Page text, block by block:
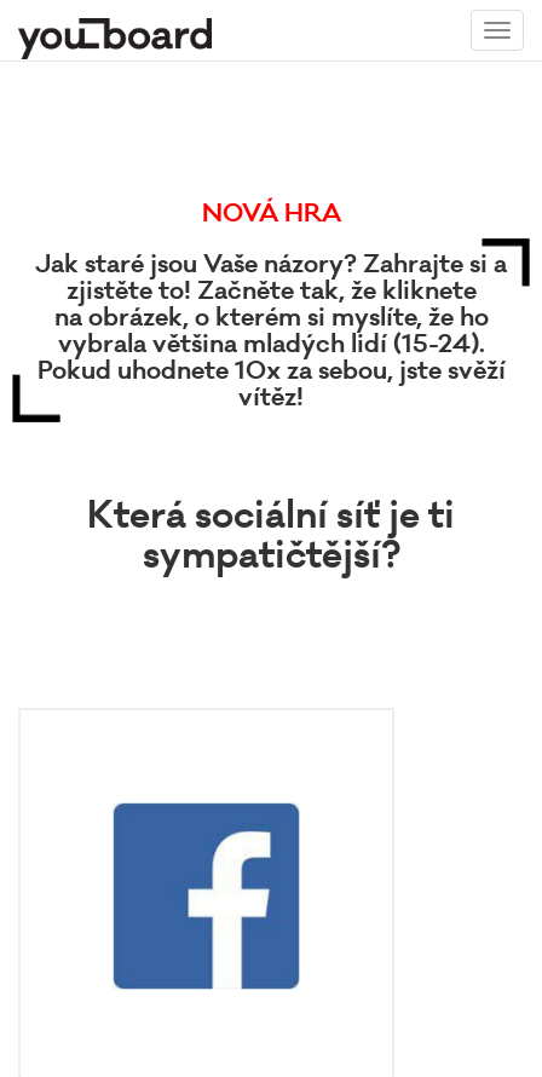
NOVÁ HRA
Jak staré jsou Vaše názory? Zahrajte si a
zjistěte to! Začněte tak, že kliknete
na obrázek, o kterém si myslíte, že ho
vybrala většina mladých lidí (15-24).
Pokud uhodnete 10x za sebou, jste svěží
vítěz!
Která sociální síť je ti
sympatičtější?